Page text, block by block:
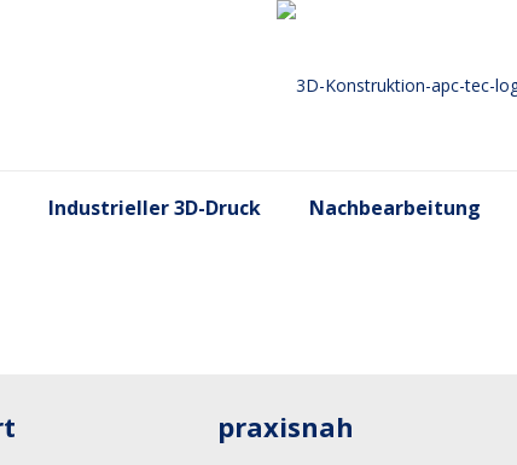
Industrieller 3D-Druck Nachbearbeitung
praxisnah